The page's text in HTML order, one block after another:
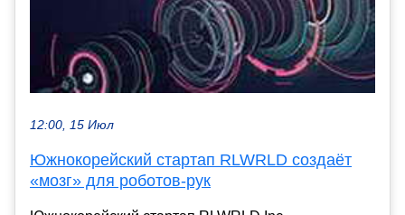
12:00, 15 Июл
Южнокорейский стартап RLWRLD создаёт
«мозг» для роботов-рук